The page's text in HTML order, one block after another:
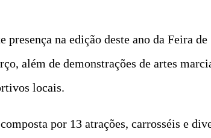
na edição deste ano da Feira
além de demonstrações de artes
locais.
por 13 atrações, carrosséis e